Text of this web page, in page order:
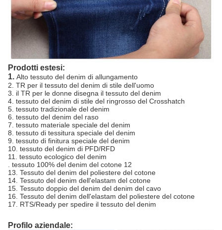
Prodotti estesi:
1. Alto tessuto del denim di allungamento
2. TR per il tessuto del denim di stile dell'uomo
3. il TR per le donne disegna il tessuto del denim
4. tessuto del denim di stile del ringrosso del Crosshatch
5. tessuto tradizionale del denim
6. tessuto del denim del raso
7. tessuto materiale speciale del denim
8. tessuto di tessitura speciale del denim
9. tessuto di finitura speciale del denim
10. tessuto del denim di PFD/RFD
11. tessuto ecologico del denim
. tessuto 100% del denim del cotone 12
13. Tessuto del denim del poliestere del cotone
14. Tessuto del denim dell'elastam del cotone
15. Tessuto doppio del denim del denim del cavo
16. Tessuto del denim dell'elastam del poliestere del cotone
17. RTS/Ready per spedire il tessuto del denim
Profilo aziendale: